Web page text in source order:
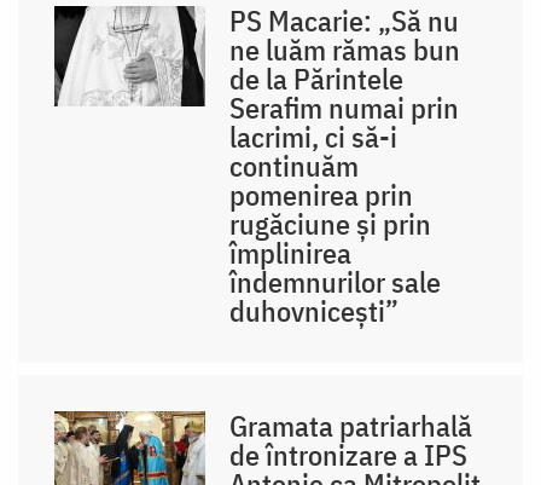
PS Macarie: „Să nu
ne luăm rămas bun
de la Părintele
Serafim numai prin
lacrimi, ci să-i
continuăm
pomenirea prin
rugăciune și prin
împlinirea
îndemnurilor sale
duhovnicești”
Gramata patriarhală
de întronizare a IPS